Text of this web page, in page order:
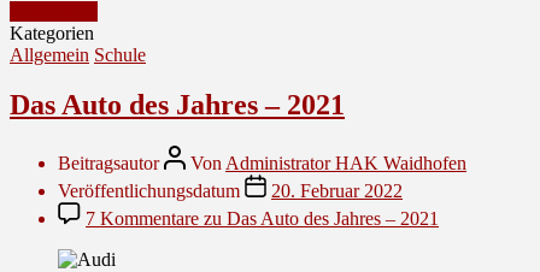
Kategorien
Allgemein Schule
Das Auto des Jahres – 2021
Beitragsautor Von Administrator HAK Waidhofen
Veröffentlichungsdatum
20. Februar 2022
7 Kommentare zu Das Auto des Jahres – 2021